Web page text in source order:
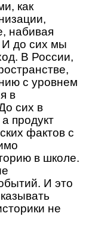
как
набивая
И до сих мы
В России,
с уровнем
в
сих в
продукт
фактов с
в школе.
И это
не